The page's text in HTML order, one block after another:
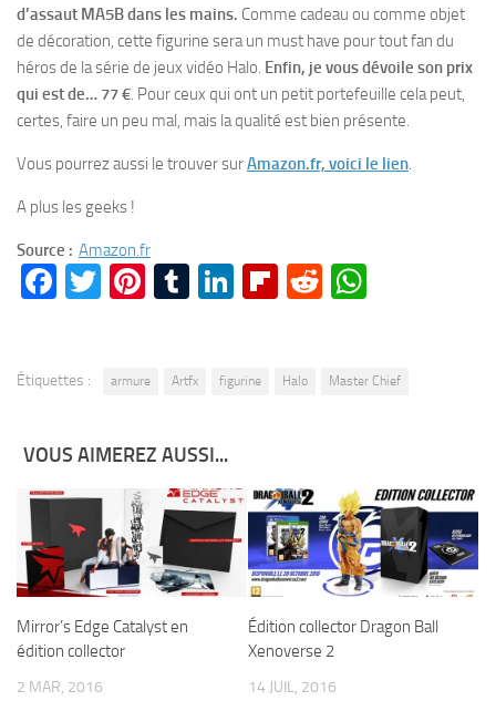
d’assaut MA5B dans les mains. Comme cadeau ou comme objet
de décoration, cette figurine sera un must have pour tout fan du
héros de la série de jeux vidéo Halo. Enfin, je vous dévoile son prix
qui est de… 77 €. Pour ceux qui ont un petit portefeuille cela peut,
certes, faire un peu mal, mais la qualité est bien présente.
Vous pourrez aussi le trouver surAmazon.fr, voici le lien.
A plus les geeks !
Source : Amazon.fr
Facebook
TwitterPinterest
TumblrLinkedIn
Flipboard
Reddit
Étiquettes : armure Artfx figurine Halo Master Chief
VOUS AIMEREZ AUSSI...
Mirror’s Edge Catalyst en
édition collector
2 MAR, 2016
Édition collector Dragon Ball
Xenoverse 2
14 JUIL, 2016